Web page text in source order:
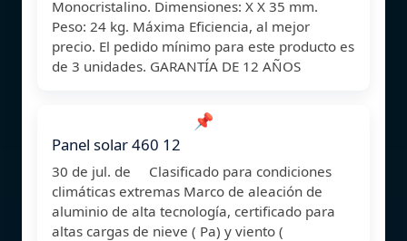
Monocristalino. Dimensiones: X X 35 mm.
Peso: 24 kg. Máxima Eficiencia, al mejor
precio. El pedido mínimo para este producto es
de 3 unidades. GARANTÍA DE 12 AÑOS
📌
Panel solar 460 12
30 de jul. de Clasificado para condiciones
climáticas extremas Marco de aleación de
aluminio de alta tecnología, certificado para
altas cargas de nieve ( Pa) y viento (